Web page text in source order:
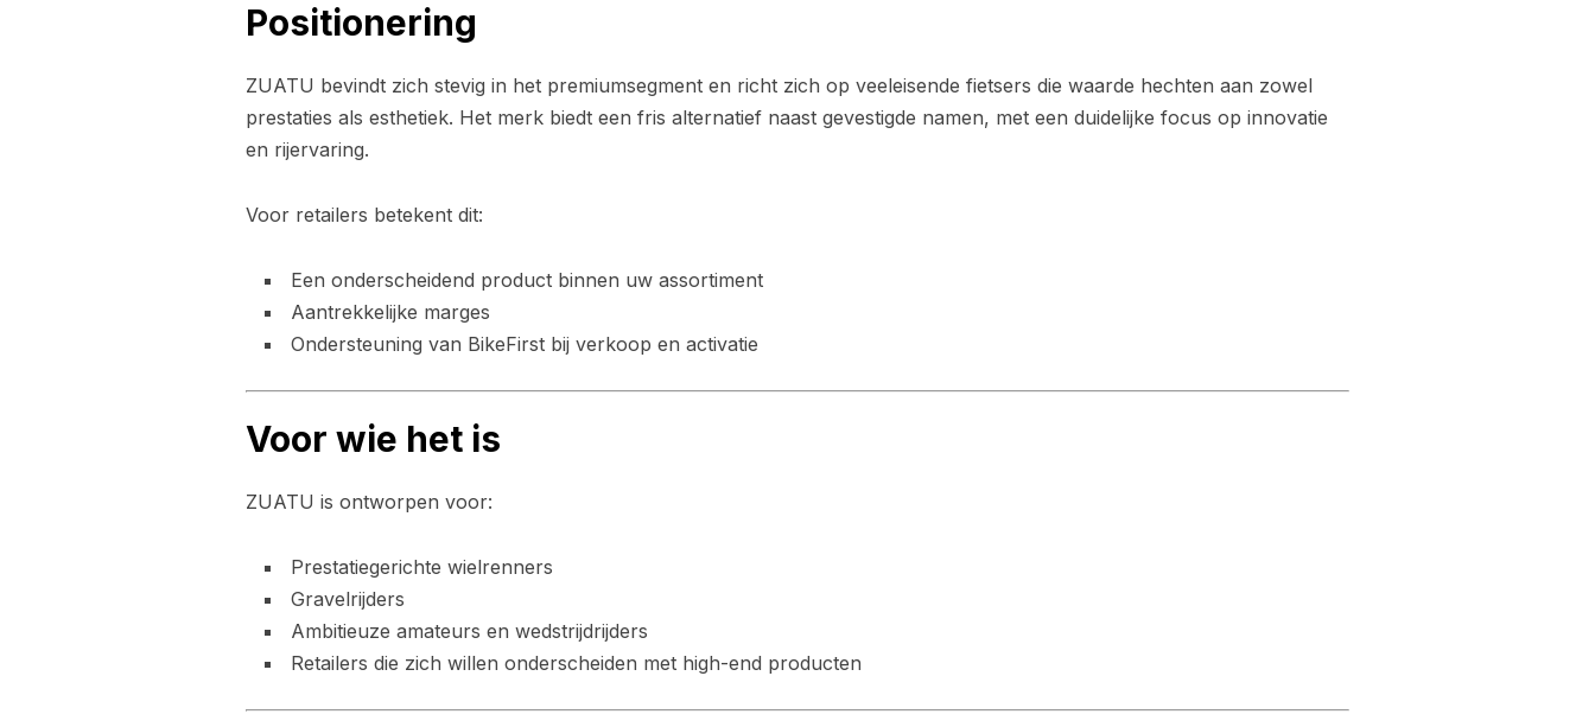
Positionering
ZUATU bevindt zich stevig in het premiumsegment en richt zich op veeleisende fietsers die waarde hechten aan zowel
prestaties als esthetiek. Het merk biedt een fris alternatief naast gevestigde namen, met een duidelijke focus op innovatie
en rijervaring.
Voor retailers betekent dit:
Een onderscheidend product binnen uw assortiment
Aantrekkelijke marges
Ondersteuning van BikeFirst bij verkoop en activatie
Voor wie het is
ZUATU is ontworpen voor:
Prestatiegerichte wielrenners
Gravelrijders
Ambitieuze amateurs en wedstrijdrijders
Retailers die zich willen onderscheiden met high-end producten